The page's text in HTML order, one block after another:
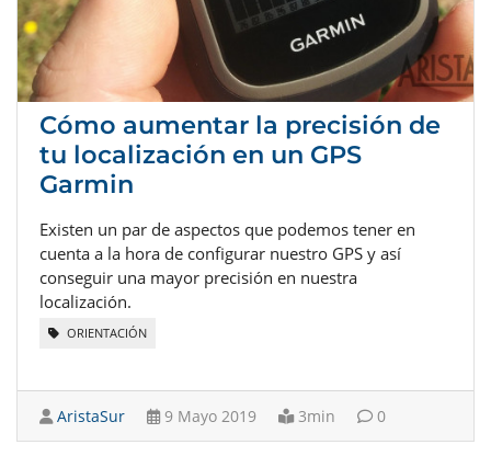
Cómo aumentar la precisión de
tu localización en un GPS
Garmin
Existen un par de aspectos que podemos tener en
cuenta a la hora de configurar nuestro GPS y así
conseguir una mayor precisión en nuestra
localización.
ORIENTACIÓN
AristaSur 9 Mayo 2019 3min 0